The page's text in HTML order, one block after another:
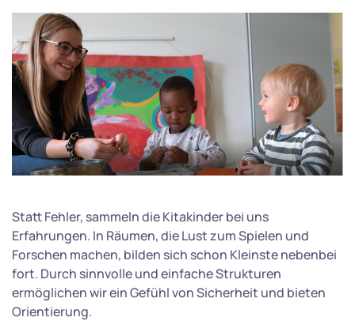
Statt Fehler, sammeln die Kitakinder bei uns
Erfahrungen. In Räumen, die Lust zum Spielen und
Forschen machen, bilden sich schon Kleinste nebenbei
fort. Durch sinnvolle und einfache Strukturen
ermöglichen wir ein Gefühl von Sicherheit und bieten
Orientierung.